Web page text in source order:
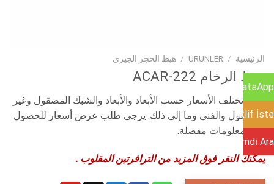
الرئيسية /
ÜRÜNLER
/ هبط الحجر الجيري
هبط الرخام ACAR-222
تنبيه: تختلف الأسعار حسب الأبعاد والأبعاد والشبك المصقول وغير
المصقول والفني وما إلى ذلك. يرجى طلب عرض أسعار للحصول
على معلومات مفصلة.
يمكنك النقر فوق المزيد من الترافرتين المقلوب .
WhatsApp
Teklif İste
Şimdi Ara